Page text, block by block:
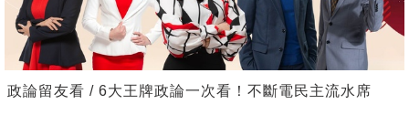
政論留友看 / 6大王牌政論一次看！不斷電民主流水席